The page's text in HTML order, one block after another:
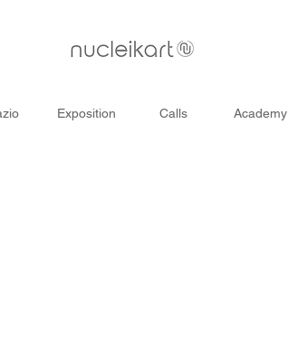
Exposition Calls Academy